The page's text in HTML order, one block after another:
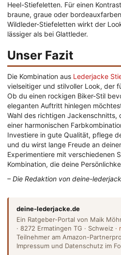
Heel-Stiefeletten. Für einen
braune, graue oder
Wildleder-Stiefeletten wirkt der
lässiger als bei Glattleder.
Unser Fazit
Die Kombination aus Lederjacke
vielseitiger und stilvoller Look, der
Ob du einen rockigen Biker-Stil
eleganten Auftritt hinlegen
Wahl des richtigen Jackenschnitts,
einer harmonischen
Investiere in gute Qualität, pflege
und du wirst lange Freude an
Experimentiere mit verschiedenen
Kombination, die deine
– Die Redaktion von deine-
deine-lederjacke.de
Ein Ratgeber-Portal von Maik
· 8272 Ermatingen TG · Schweiz ·
Teilnehmer am Amazon-
Impressum und Datenschutz im